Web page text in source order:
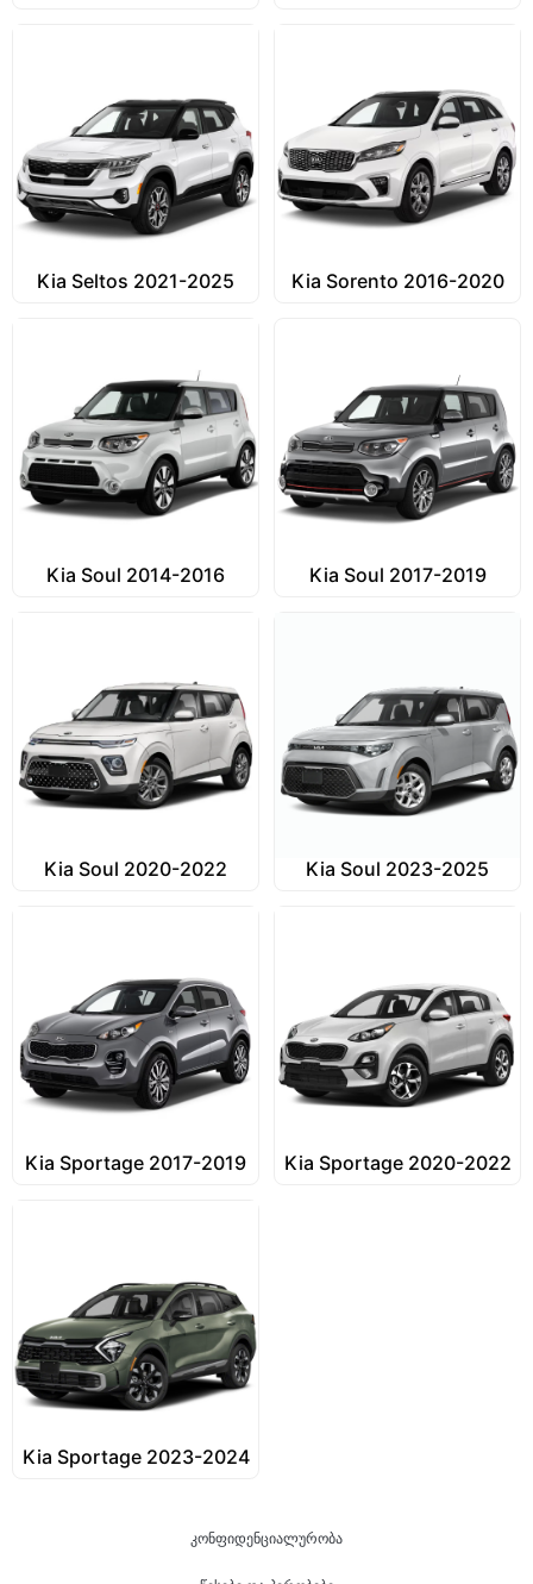
Kia Seltos 2021-2025 Kia Sorento 2016-2020
Kia Soul 2014-2016 Kia Soul 2017-2019
Kia Soul 2020-2022 Kia Soul 2023-2025
Kia Sportage 2017-2019 Kia Sportage 2020-2022
Kia Sportage 2023-2024
კონფიდენციალურობა